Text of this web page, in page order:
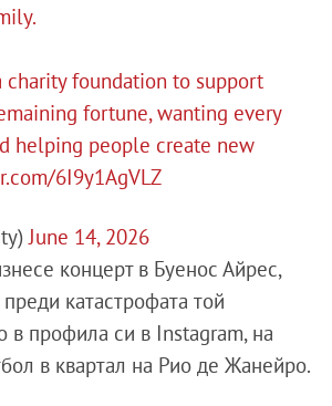
charity foundation to support
fortune, wanting every
helping people create new
6I9y1AgVLZ
June 14, 2026
концерт в Буенос Айрес,
катастрофата той
в профила си в Instagram, на
в квартал на Рио де Жанейро.